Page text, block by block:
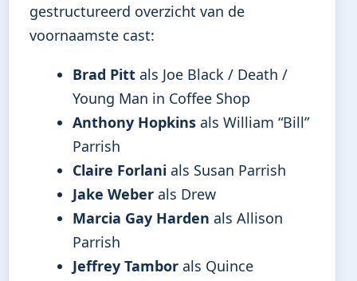
gestructureerd overzicht van de
voornaamste cast:
Brad Pitt als Joe Black / Death /
Young Man in Coffee Shop
Anthony Hopkins als William “Bill”
Parrish
Claire Forlani als Susan Parrish
Jake Weber als Drew
Marcia Gay Harden als Allison
Parrish
Jeffrey Tambor als Quince